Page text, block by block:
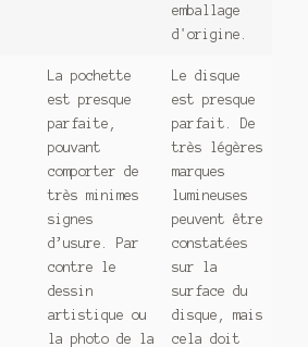
emballage
d'origine.
La pochette
est presque
parfaite,
pouvant
comporter de
très minimes
signes
d’usure. Par
contre le
dessin
artistique ou
la photo de la
Le disque
est presque
parfait. De
très légères
marques
lumineuses
peuvent être
constatées
sur la
surface du
disque, mais
cela doit